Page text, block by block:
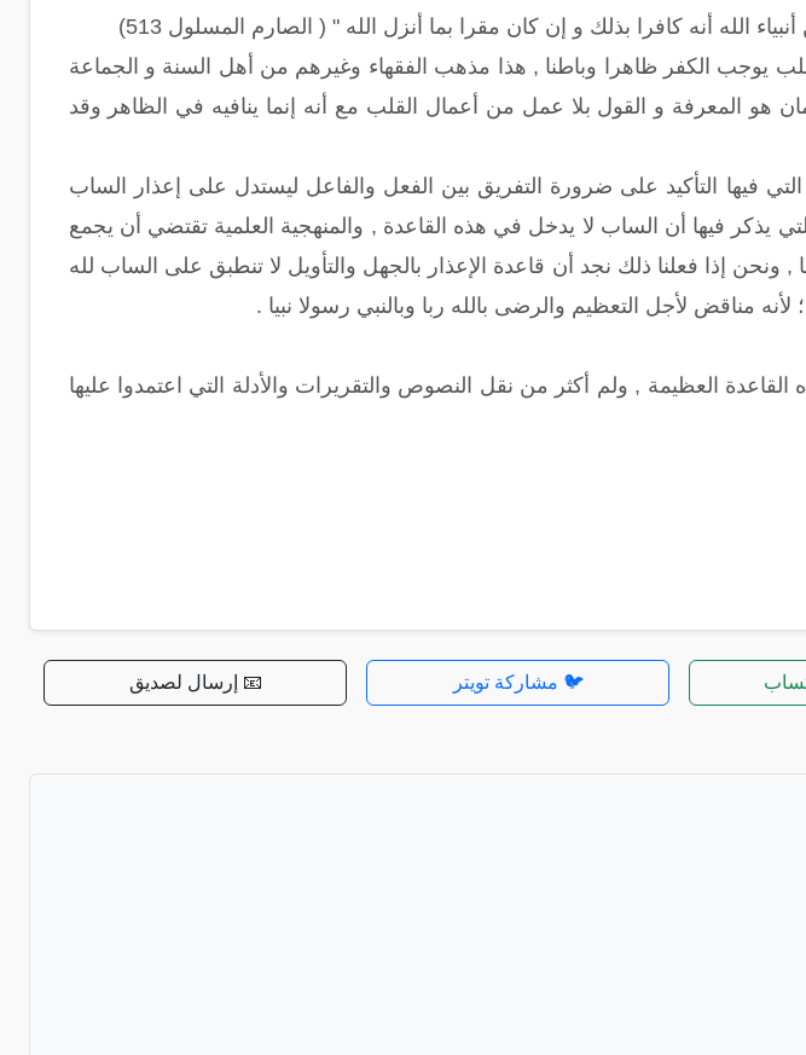
الله أنه كافرا بذلك و إن كان مقرا بما أنزل الله " ( الصارم المسلول 513)
يوجب الكفر ظاهرا وباطنا , هذا مذهب الفقهاء وغيرهم من أهل السنة و الجماعة
هو المعرفة و القول بلا عمل من أعمال القلب مع أنه إنما ينافيه في الظاهر وقد
فيها التأكيد على ضرورة التفريق بين الفعل والفاعل ليستدل على إعذار الساب
يذكر فيها أن الساب لا يدخل في هذه القاعدة , والمنهجية العلمية تقتضي أن يجمع
إذا فعلنا ذلك نجد أن قاعدة الإعذار بالجهل والتأويل لا تنطبق على الساب لله
مناقض لأجل التعظيم والرضى بالله ربا وبالنبي رسولا نبيا .
العظيمة , ولم أكثر من نقل النصوص والتقريرات والأدلة التي اعتمدوا عليها
🐦 مشاركة تويتر 📧 إرسال لصديق